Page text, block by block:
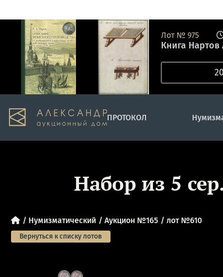
Лот № 975
Книга
ПРОТОКОЛ
Набор из 5
Нумизматический Аукцион №165 лот №610
Вернуться к списку лотов